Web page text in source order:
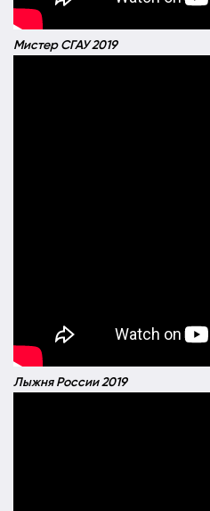
Мистер СГАУ 2019
Лыжня России 2019